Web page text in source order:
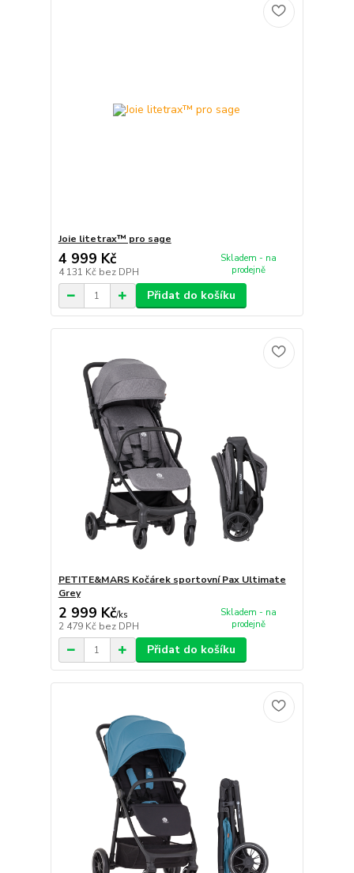
Joie litetrax™ pro sage
4 999 Kč
4 131 Kč bez DPH
Skladem - na
prodejně
Přidat do košíku
PETITE&MARS Kočárek sportovní Pax Ultimate
Grey
2 999 Kč/ks
2 479 Kč bez DPH
Skladem - na
prodejně
Přidat do košíku